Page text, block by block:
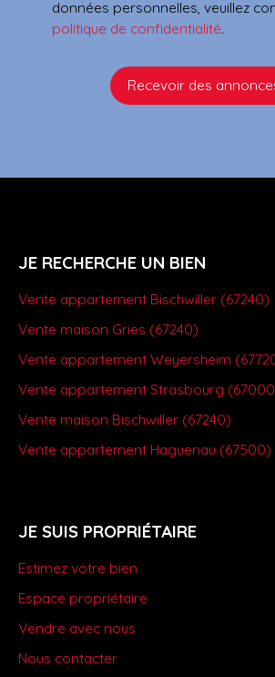
données personnelles, veuillez
politique de confidentialité.
Recevoir des
JE RECHERCHE UN BIEN
Vente appartement Bischwiller (67240)
Vente maison Gries (67240)
Vente appartement Weyersheim
Vente appartement Strasbourg
Vente maison Bischwiller (67240)
Vente appartement Haguenau (67500)
JE SUIS PROPRIÉTAIRE
Estimez votre bien
Espace propriétaire
Vendre avec nous
Nous contacter